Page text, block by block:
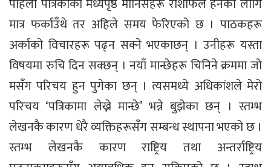
मात्र फर्काउँथे तर अहिले समय फेरिएको छ । पाठकहरू
अर्काको विचारहरू पढ्न सक्ने भएकाछन् । उनीहरू यस्ता
विषयमा रुचि दिन सक्छन् । नयाँ मान्छेहरू चिनिने क्रममा जो
मसँग परिचय हुन पुगेका छन् । त्यसमध्ये अधिकांशले मेरो
परिचय ‘पत्रिकामा लेख्ने मान्छे’ भन्ने बुझेका छन् । स्तम्भ
लेखनकै कारण धेरै व्यक्तिहरूसँग सम्बन्ध स्थापना भएको छ ।
स्तम्भ लेखनकै कारण राष्ट्रिय तथा अन्तर्राष्ट्रिय